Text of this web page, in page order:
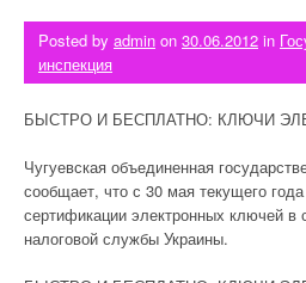
Posted by admin on 30.06.2012 in
инспекция
БЫСТРО И БЕСПЛАТНО: КЛЮЧИ
Чугуевская объединенная
сообщает, что с 30 мая текущего
сертификации электронных ключей в
налоговой службы Украины.